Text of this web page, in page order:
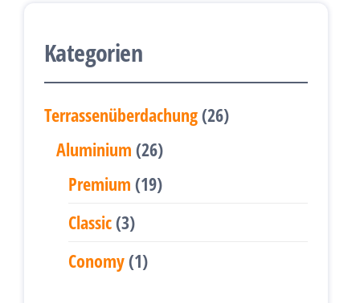
Kategorien
Terrassenüberdachung 2626
Aluminium 2626
Produkte
Premium 1919
Classic 33
Produkte
Conomy 11